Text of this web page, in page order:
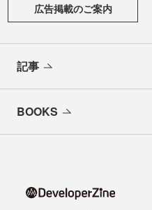
広告掲載のご案内
記事
BOOKS